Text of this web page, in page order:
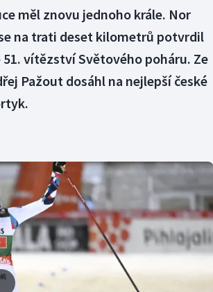
měl znovu jednoho krále. Nor
na trati deset kilometrů potvrdil
vítězství Světového poháru. Ze
Pažout dosáhl na nejlepší české